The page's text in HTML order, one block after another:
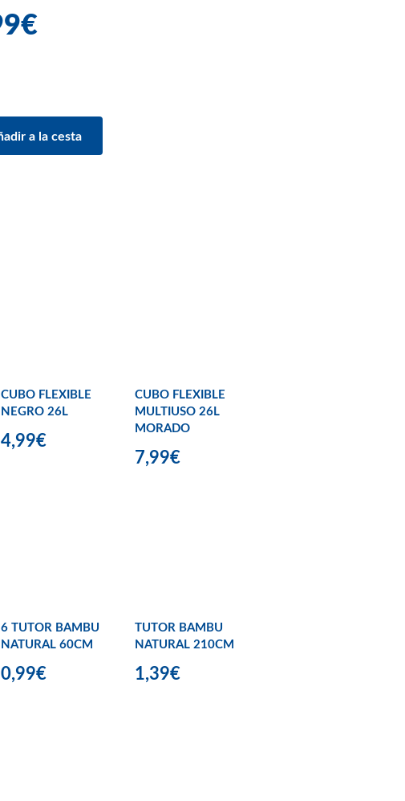
CUBO FLEXIBLE
NEGRO 26L
4,99€
CUBO FLEXIBLE
MULTIUSO 26L
MORADO
7,99€
6 TUTOR BAMBU
NATURAL 60CM
0,99€
TUTOR BAMBU
NATURAL 210CM
1,39€